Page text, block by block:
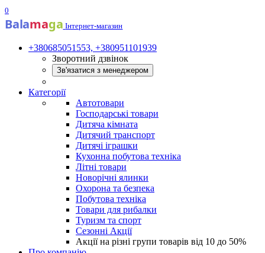
0
Balamaga Інтернет-магазин
+380685051553, +380951101939
Зворотний дзвінок
Зв'язатися з менеджером
Категорії
Автотовари
Господарські товари
Дитяча кімната
Дитячий транспорт
Дитячі іграшки
Кухонна побутова техніка
Літні товари
Новорічні ялинки
Охорона та безпека
Побутова техніка
Товари для рибалки
Туризм та спорт
Сезонні Акції
Акції на різні групи товарів від 10 до 50%